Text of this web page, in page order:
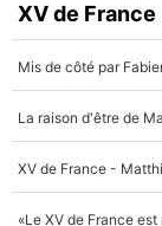
XV de France